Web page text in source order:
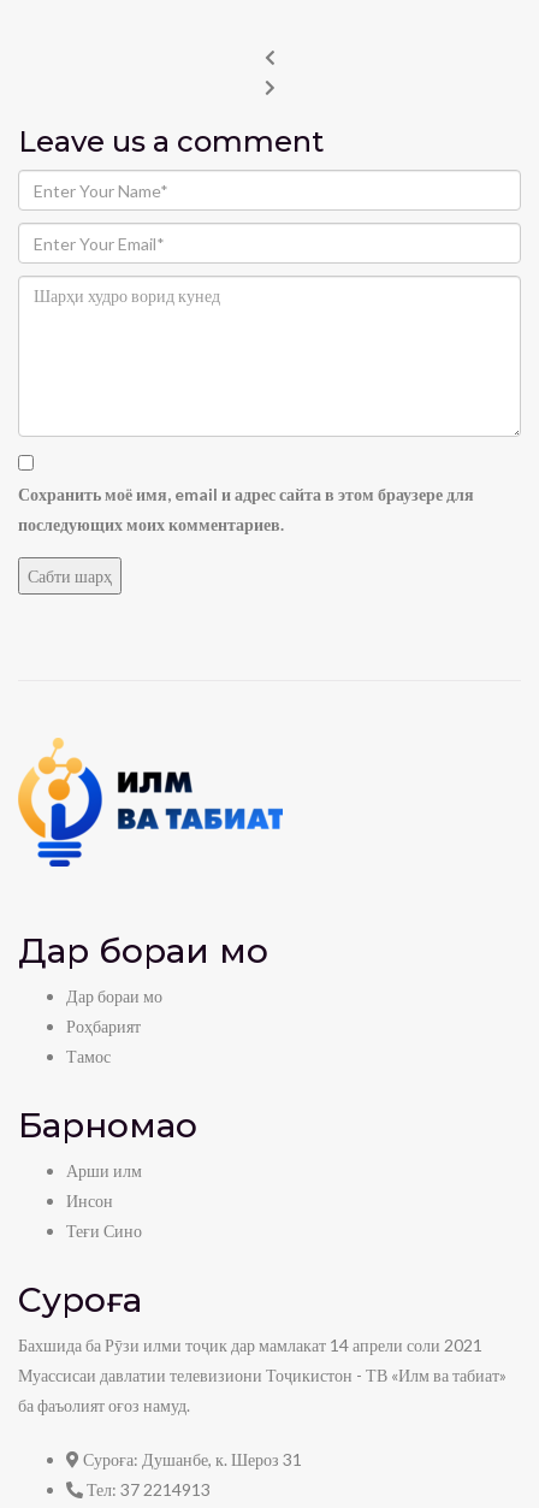
Leave us a comment
Сохранить моё имя, email и адрес сайта в этом браузере для
последующих моих комментариев.
Дар бораи мо
Дар бораи мо
Роҳбарият
Тамос
Барномаҳо
Арши илм
Инсон
Теғи Сино
Суроға
Бахшида ба Рӯзи илми тоҷик дар мамлакат 14 апрели соли 2021
Муассисаи давлатии телевизиони Тоҷикистон - ТВ «Илм ва табиат»
ба фаъолият оғоз намуд.
Суроға: Душанбе, к. Шероз 31
Тел: 37 2214913